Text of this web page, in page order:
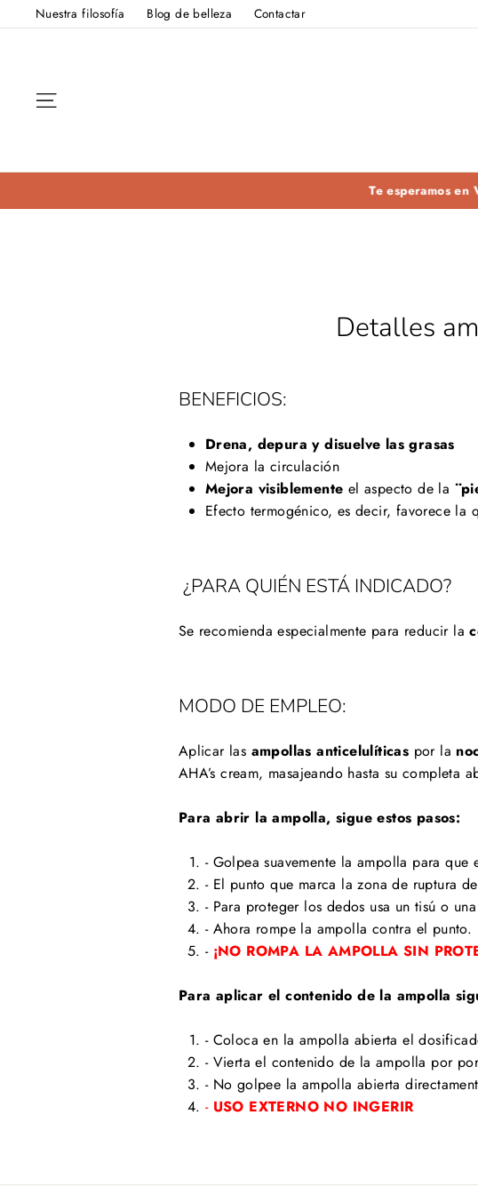
directamente
Nuestra filosofía Blog de belleza Contactar
Detalles
BENEFICIOS:
Drena, depura y disuelve las grasas
Mejora la circulación
Mejora visiblemente el aspecto de la
Efecto termogénico, es decir, favorece la
¿PARA QUIÉN ESTÁ INDICADO?
Se recomienda especialmente para reducir la
MODO DE EMPLEO:
Aplicar las ampollas anticelulíticas por la
AHA’s cream, masajeando hasta su completa
Para abrir la ampolla, sigue estos pasos:
- Golpea suavemente la ampolla para
- El punto que marca la zona de ruptura
- Para proteger los dedos usa un tisú o
- Ahora rompe la ampolla contra el punto.
- ¡NO ROMPA LA AMPOLLA SIN
Para aplicar el contenido de la ampolla
- Coloca en la ampolla abierta el
- Vierta el contenido de la ampolla por
- No golpee la ampolla abierta
- USO EXTERNO NO INGERIR